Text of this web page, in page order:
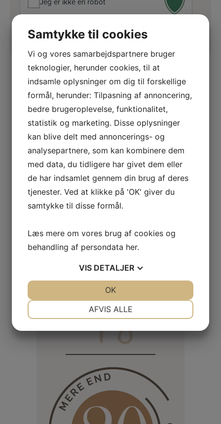
Hos SprogGruppen har vi siden 1995
hjulpet både private og offentlige
virksomheder med individuelle,
erhvervsrettede sprogkurser. Vi
skræddersyr vores løsninger til dine
unikke ønsker og behov.
Tag kontakt
Skræddersyede
sprogkurser til
virksomheder
Samtykke til cookies
Vi og vores samarbejdspartnere bruger
teknologier, herunder cookies, til at
indsamle oplysninger om dig til forskellige
formål, herunder: Tilpasning af annoncering,
bedre brugeroplevelse, funktionalitet,
statistik og marketing. Disse oplysninger
kan blive delt med annoncerings- og
analysepartnere, som kan kombinere dem
med data, du tidligere har givet dem eller
de har indsamlet gennem din brug af deres
tjenester. Ved at klikke på 'OK' giver du
samtykke til disse formål.
Læs mere om vores brug af cookies og
behandling af persondata her.
VIS DETALJER
AFVIS ALLE
OK